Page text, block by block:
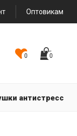
Оптовикам
0 0
антистресс